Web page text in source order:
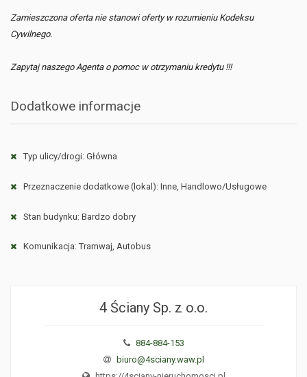
Zamieszczona oferta nie stanowi oferty w rozumieniu Kodeksu
Cywilnego.
Zapytaj naszego Agenta o pomoc w otrzymaniu kredytu !!!
Dodatkowe informacje
Typ ulicy/drogi: Główna
Przeznaczenie dodatkowe (lokal): Inne, Handlowo/Usługowe
Stan budynku: Bardzo dobry
Komunikacja: Tramwaj, Autobus
4 Ściany Sp. z o.o.
884-884-153
biuro@4sciany.waw.pl